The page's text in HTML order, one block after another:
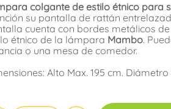
colgante de estilo étnico para
su pantalla de rattán
cuenta con bordes metálicos
étnico de la lámpara Mambo.
o una mesa de comedor.
Alto Max. 195 cm. Diámetro